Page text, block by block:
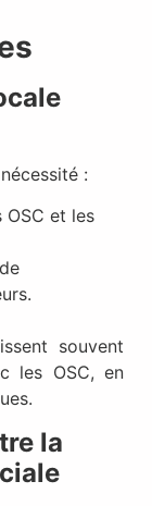
:
OSC et les
souvent
les OSC, en
la